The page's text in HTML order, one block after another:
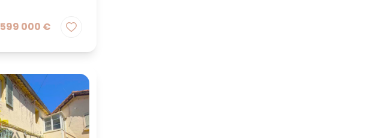
599 000 €